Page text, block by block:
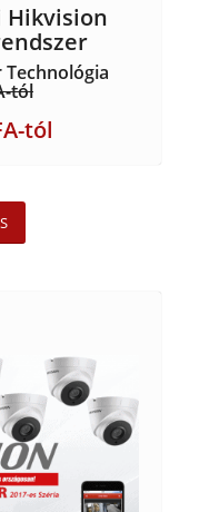
Hikvision
Technológia
tól
tól